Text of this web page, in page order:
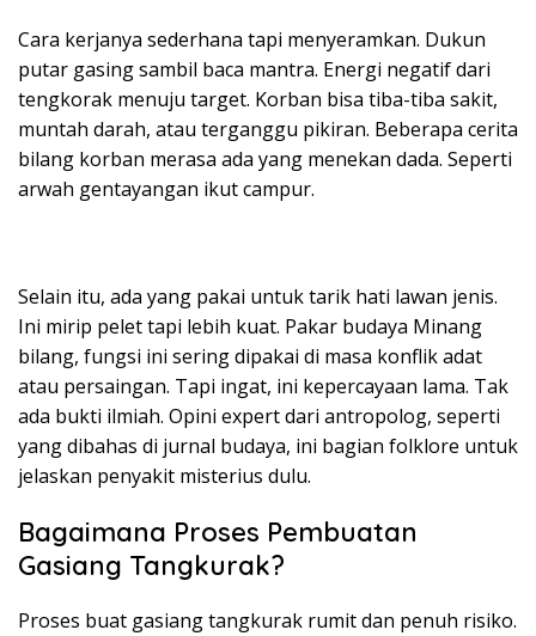
Cara kerjanya sederhana tapi menyeramkan. Dukun
putar gasing sambil baca mantra. Energi negatif dari
tengkorak menuju target. Korban bisa tiba-tiba sakit,
muntah darah, atau terganggu pikiran. Beberapa cerita
bilang korban merasa ada yang menekan dada. Seperti
arwah gentayangan ikut campur.
Selain itu, ada yang pakai untuk tarik hati lawan jenis.
Ini mirip pelet tapi lebih kuat. Pakar budaya Minang
bilang, fungsi ini sering dipakai di masa konflik adat
atau persaingan. Tapi ingat, ini kepercayaan lama. Tak
ada bukti ilmiah. Opini expert dari antropolog, seperti
yang dibahas di jurnal budaya, ini bagian folklore untuk
jelaskan penyakit misterius dulu.
Bagaimana Proses Pembuatan
Gasiang Tangkurak?
Proses buat gasiang tangkurak rumit dan penuh risiko.